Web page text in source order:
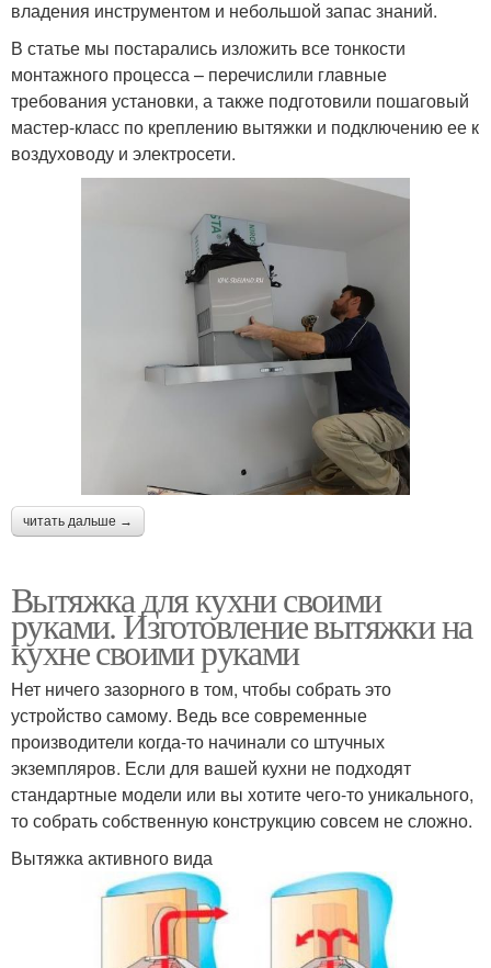
владения инструментом и небольшой запас знаний.
В статье мы постарались изложить все тонкости
монтажного процесса – перечислили главные
требования установки, а также подготовили пошаговый
мастер-класс по креплению вытяжки и подключению ее к
воздуховоду и электросети.
читать дальше →
Вытяжка для кухни своими
руками. Изготовление вытяжки на
кухне своими руками
Нет ничего зазорного в том, чтобы собрать это
устройство самому. Ведь все современные
производители когда-то начинали со штучных
экземпляров. Если для вашей кухни не подходят
стандартные модели или вы хотите чего-то уникального,
то собрать собственную конструкцию совсем не сложно.
Вытяжка активного вида